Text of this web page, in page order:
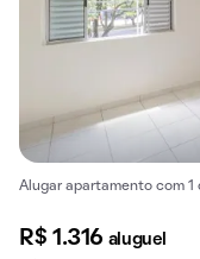
Alugar apartamento com
R$ 1.316 aluguel